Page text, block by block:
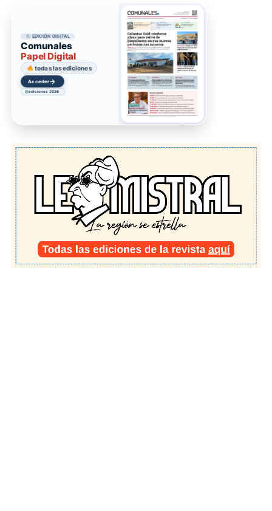
EDICIÓN DIGITAL
Comunales
Papel Digital
todas las ediciones
Acceder→
ediciones 2026